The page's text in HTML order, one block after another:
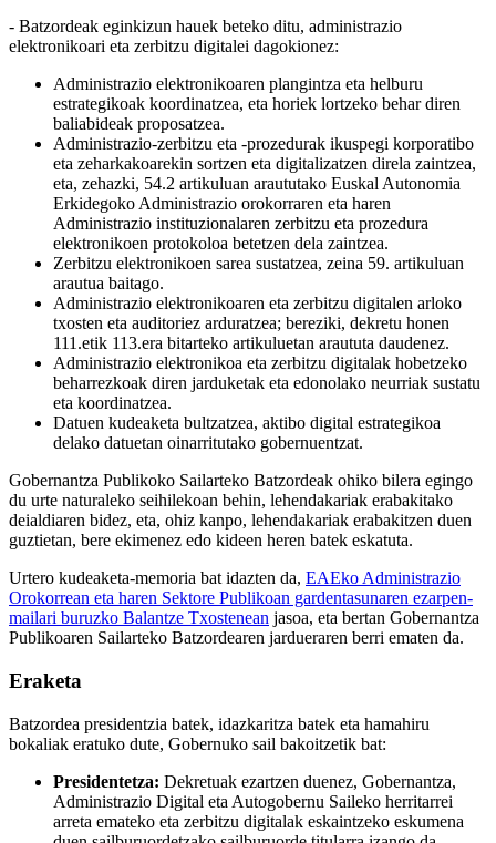
- Batzordeak eginkizun hauek beteko ditu, administrazio
elektronikoari eta zerbitzu digitalei dagokionez:
Administrazio elektronikoaren plangintza eta helburu
estrategikoak koordinatzea, eta horiek lortzeko behar diren
baliabideak proposatzea.
Administrazio-zerbitzu eta -prozedurak ikuspegi korporatibo
eta zeharkakoarekin sortzen eta digitalizatzen direla zaintzea,
eta, zehazki, 54.2 artikuluan araututako Euskal Autonomia
Erkidegoko Administrazio orokorraren eta haren
Administrazio instituzionalaren zerbitzu eta prozedura
elektronikoen protokoloa betetzen dela zaintzea.
Zerbitzu elektronikoen sarea sustatzea, zeina 59. artikuluan
arautua baitago.
Administrazio elektronikoaren eta zerbitzu digitalen arloko
txosten eta auditoriez arduratzea; bereziki, dekretu honen
111.etik 113.era bitarteko artikuluetan araututa daudenez.
Administrazio elektronikoa eta zerbitzu digitalak hobetzeko
beharrezkoak diren jarduketak eta edonolako neurriak sustatu
eta koordinatzea.
Datuen kudeaketa bultzatzea, aktibo digital estrategikoa
delako datuetan oinarritutako gobernuentzat.
Gobernantza Publikoko Sailarteko Batzordeak ohiko bilera egingo
du urte naturaleko seihilekoan behin, lehendakariak erabakitako
deialdiaren bidez, eta, ohiz kanpo, lehendakariak erabakitzen duen
guztietan, bere ekimenez edo kideen heren batek eskatuta.
Urtero kudeaketa-memoria bat idazten da, EAEko Administrazio
Orokorrean eta haren Sektore Publikoan gardentasunaren ezarpen-
mailari buruzko Balantze Txostenean jasoa, eta bertan Gobernantza
Publikoaren Sailarteko Batzordearen jardueraren berri ematen da.
Eraketa
Batzordea presidentzia batek, idazkaritza batek eta hamahiru
bokaliak eratuko dute, Gobernuko sail bakoitzetik bat:
Presidentetza: Dekretuak ezartzen duenez, Gobernantza,
Administrazio Digital eta Autogobernu Saileko herritarrei
arreta emateko eta zerbitzu digitalak eskaintzeko eskumena